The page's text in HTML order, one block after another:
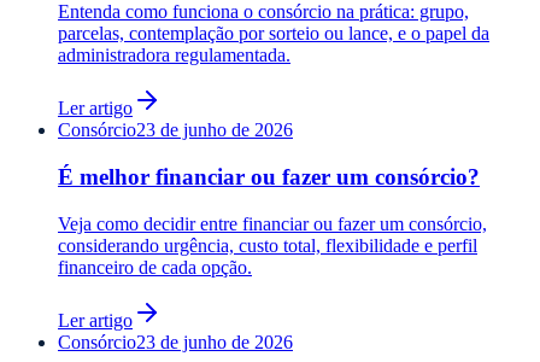
Entenda como funciona o consórcio na prática: grupo,
parcelas, contemplação por sorteio ou lance, e o papel da
administradora regulamentada.
Ler artigo
Consórcio23 de junho de 2026
É melhor financiar ou fazer um consórcio?
Veja como decidir entre financiar ou fazer um consórcio,
considerando urgência, custo total, flexibilidade e perfil
financeiro de cada opção.
Ler artigo
Consórcio23 de junho de 2026